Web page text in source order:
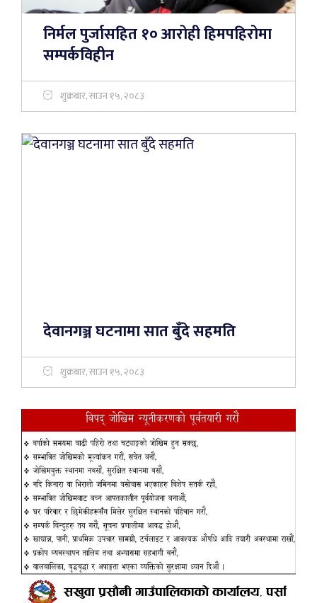
निर्मल पुर्जासहित १० आरोही हिमपहिरोमा
सम्पर्कविहीन
शुक्रबार, साउन १५, २०८३
देवानगञ्ज घटनामा सात बुँदे सहमति
शुक्रबार, साउन १५, २०८३